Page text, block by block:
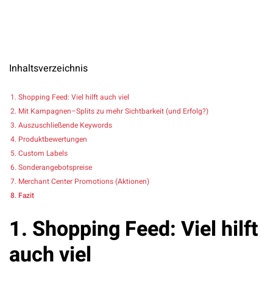
Inhaltsverzeichnis
Shopping Feed: Viel hilft auch viel
Mit Kampagnen–Splits zu mehr Sichtbarkeit (und Erfolg?)
Auszuschließende Keywords
Produktbewertungen
Custom Labels
Sonderangebotspreise
Merchant Center Promotions (Aktionen)
Fazit
1. Shopping Feed: Viel hilft
auch viel